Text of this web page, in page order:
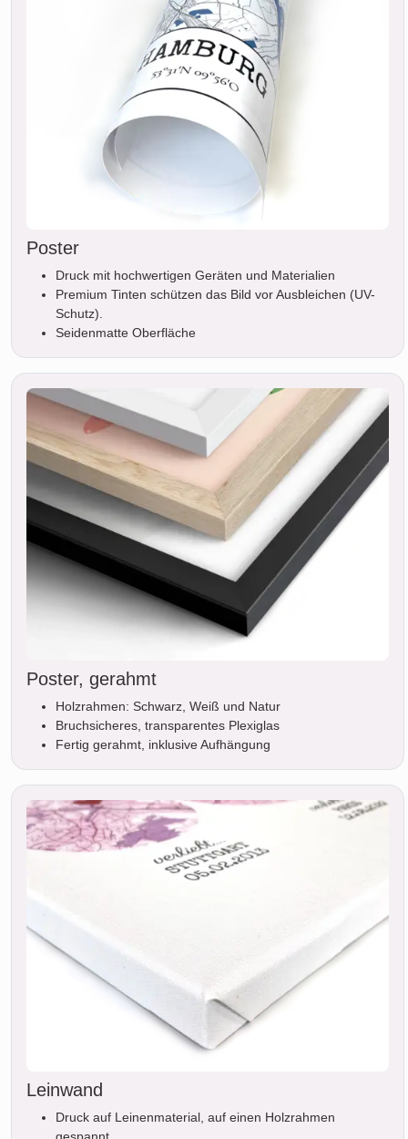
Poster
Druck mit hochwertigen Geräten und Materialien
Premium Tinten schützen das Bild vor Ausbleichen (UV-
Schutz).
Seidenmatte Oberfläche
Poster, gerahmt
Holzrahmen: Schwarz, Weiß und Natur
Bruchsicheres, transparentes Plexiglas
Fertig gerahmt, inklusive Aufhängung
Leinwand
Druck auf Leinenmaterial, auf einen Holzrahmen